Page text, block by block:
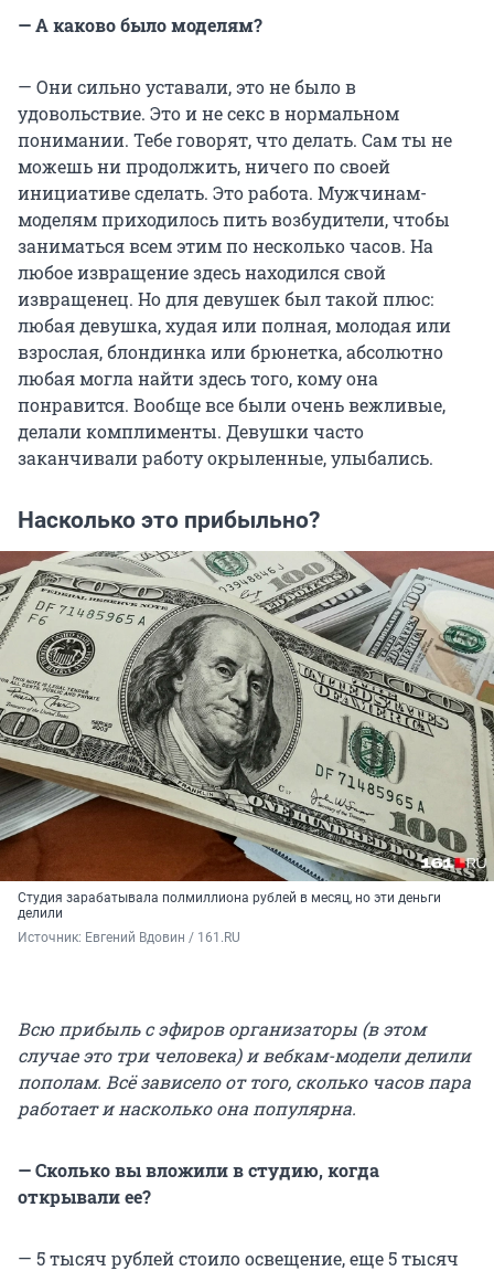
— А каково было моделям?
— Они сильно уставали, это не было в
удовольствие. Это и не секс в нормальном
понимании. Тебе говорят, что делать. Сам ты не
можешь ни продолжить, ничего по своей
инициативе сделать. Это работа. Мужчинам-
моделям приходилось пить возбудители, чтобы
заниматься всем этим по несколько часов. На
любое извращение здесь находился свой
извращенец. Но для девушек был такой плюс:
любая девушка, худая или полная, молодая или
взрослая, блондинка или брюнетка, абсолютно
любая могла найти здесь того, кому она
понравится. Вообще все были очень вежливые,
делали комплименты. Девушки часто
заканчивали работу окрыленные, улыбались.
Насколько это прибыльно?
Студия зарабатывала полмиллиона рублей в месяц, но эти деньги
делили
Источник: Евгений Вдовин / 161.RU
Всю прибыль с эфиров организаторы (в этом
случае это три человека) и вебкам-модели делили
пополам. Всё зависело от того, сколько часов пара
работает и насколько она популярна.
— Сколько вы вложили в студию, когда
открывали ее?
— 5 тысяч рублей стоило освещение, еще 5 тысяч